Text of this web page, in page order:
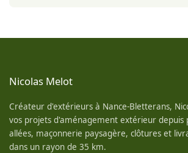
Nicolas Melot
Créateur d'extérieurs à Nance-Bletterans,
vos projets d'aménagement extérieur depuis
allées, maçonnerie paysagère, clôtures et
dans un rayon de 35 km.